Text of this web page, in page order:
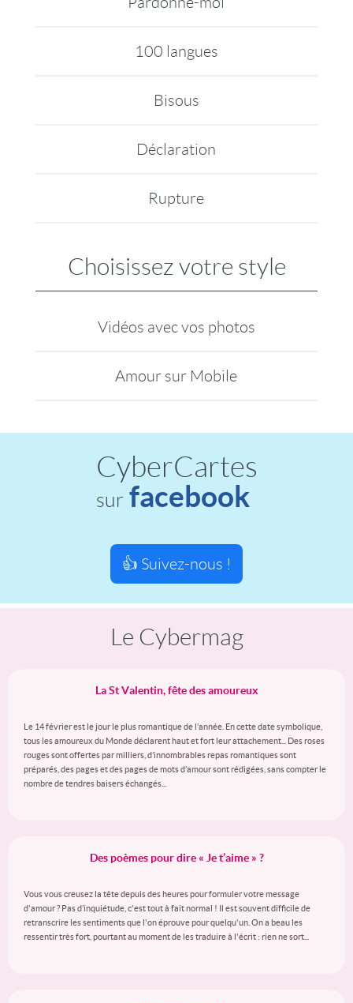
100 langues
Bisous
Déclaration
Rupture
Choisissez votre style
Vidéos avec vos photos
Amour sur Mobile
CyberCartes
sur facebook
👍 Suivez-nous !
Le Cybermag
La St Valentin, fête des amoureux
Le 14 février est le jour le plus romantique de l’année. En cette date symbolique,
tous les amoureux du Monde déclarent haut et fort leur attachement... Des roses
rouges sont offertes par milliers, d’innombrables repas romantiques sont
préparés, des pages et des pages de mots d’amour sont rédigées, sans compter le
nombre de tendres baisers échangés...
Des poèmes pour dire « Je t’aime » ?
Vous vous creusez la tête depuis des heures pour formuler votre message
d'amour ? Pas d’inquiétude, c'est tout à fait normal ! Il est souvent difficile de
retranscrire les sentiments que l'on éprouve pour quelqu'un. On a beau les
ressentir très fort, pourtant au moment de les traduire à l'écrit : rien ne sort...